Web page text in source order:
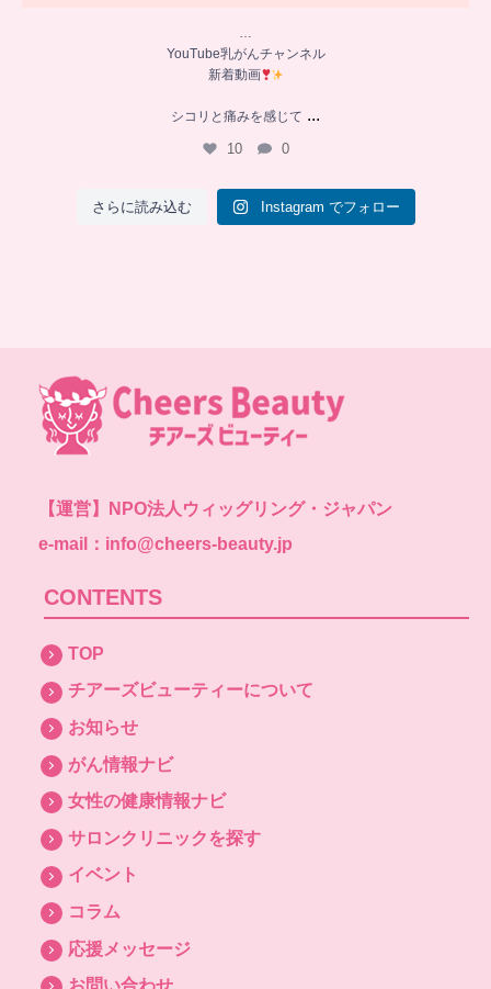
…
YouTube乳がんチャンネル
新着動画
シコリと痛みを感じて ...
10 0
さらに読み込む Instagram でフォロー
【運営】
NPO法人ウィッグリング・ジャパン
e-mail：info@cheers-beauty.jp
CONTENTS
TOP
チアーズビューティーについて
お知らせ
がん情報ナビ
女性の健康情報ナビ
サロンクリニックを探す
イベント
コラム
応援メッセージ